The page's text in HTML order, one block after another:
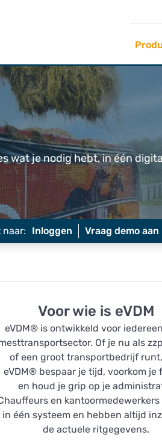
wat je nodig hebt, in één
naar: Inloggen Vraag demo aan
Voor wie is eVDM
eVDM® is ontwikkeld voor
Of je nu als
of een groot transportbedrijf
eVDM® bespaar je tijd, voorkom je
en houd je grip op je
en kantoormedewerkers
in één systeem en hebben altijd
de actuele ritgegevens.